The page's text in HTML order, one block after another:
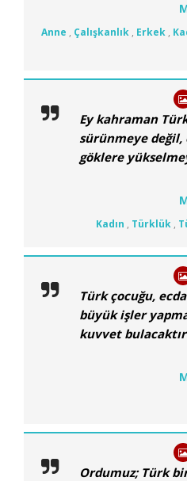
Anne , Çalışkanlık , Erkek ,
Ey kahraman
sürünmeye
göklere
Kadın , Türklük ,
Türk çocuğu,
büyük işler
kuvvet
Ordumuz; Türk